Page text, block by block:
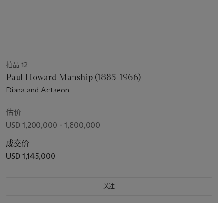
拍品 12
Paul Howard Manship (1885-1966)
Diana and Actaeon
估价
USD 1,200,000 - 1,800,000
成交价
USD 1,145,000
关注